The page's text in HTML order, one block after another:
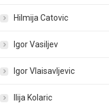
Hilmija Catovic
Igor Vasiljev
Igor Vlaisavljevic
Ilija Kolaric